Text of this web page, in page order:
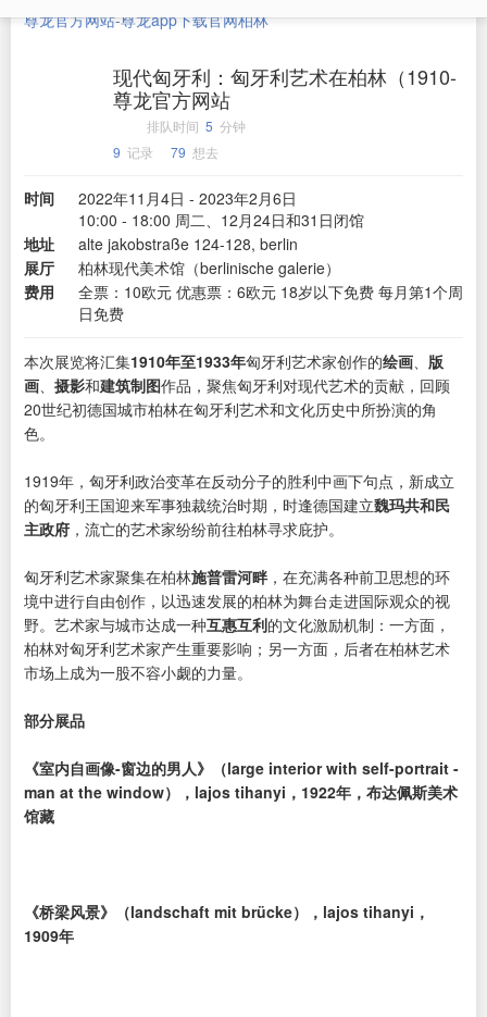
尊龙官方网站-尊龙app下载官网柏林
现代匈牙利：匈牙利艺术在柏林（1910-
尊龙官方网站
排队时间 5 分钟
9 记录 79 想去
时间
2022年11月4日 - 2023年2月6日
10:00 - 18:00 周二、12月24日和31日闭馆
地址
alte jakobstraße 124-128, berlin
展厅
柏林现代美术馆（berlinische galerie）
费用
全票：10欧元 优惠票：6欧元 18岁以下免费 每月第1个周
日免费
本次展览将汇集1910年至1933年匈牙利艺术家创作的绘画、 版
画、 摄影和建筑制图作品，聚焦匈牙利对现代艺术的贡献，回顾
20世纪初德国城市柏林在匈牙利艺术和文化历史中所扮演的角
色。
1919年，匈牙利政治变革在反动分子的胜利中画下句点，新成立
的匈牙利王国迎来军事独裁统治时期，时逢德国建立魏玛共和民
主政府 ，流亡的艺术家纷纷前往柏林寻求庇护。
匈牙利艺术家聚集在柏林施普雷河畔，在充满各种前卫思想的环
境中进行自由创作，以迅速发展的柏林为舞台走进国际观众的视
野。艺术家与城市达成一种互惠互利的文化激励机制：一方面，
柏林对匈牙利艺术家产生重要影响；另一方面，后者在柏林艺术
市场上成为一股不容小觑的力量。
部分展品
《室内自画像-窗边的男人》（large interior with self-portrait -
man at the window），lajos tihanyi，1922年，布达佩斯美术
馆藏
《桥梁风景》（landschaft mit brücke），lajos tihanyi，
1909年